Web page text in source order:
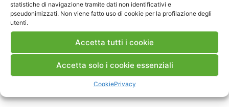
statistiche di navigazione tramite dati non identificativi e
pseudonimizzati. Non viene fatto uso di cookie per la profilazione degli
utenti.
Accetta tutti i cookie
Accetta solo i cookie essenziali
CookiePrivacy
Contatti
Note Legali